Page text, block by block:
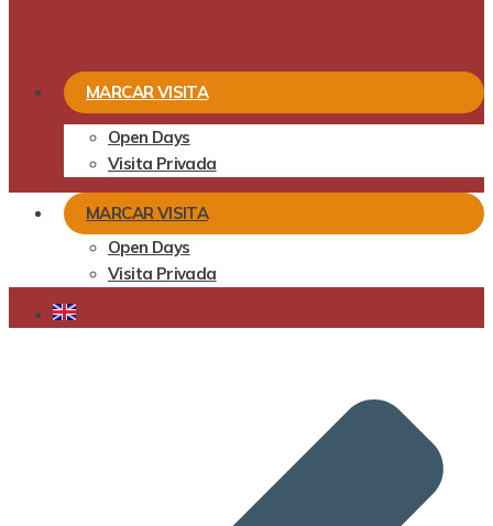
MARCAR VISITA
Open Days
Visita Privada
MARCAR VISITA
Open Days
Visita Privada